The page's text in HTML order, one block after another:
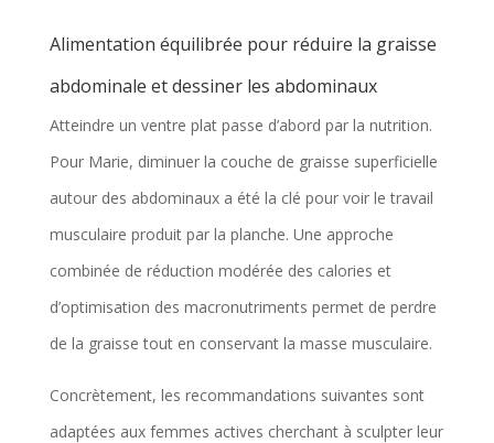
Alimentation équilibrée pour réduire la graisse
abdominale et dessiner les abdominaux
Atteindre un ventre plat passe d’abord par la nutrition.
Pour Marie, diminuer la couche de graisse superficielle
autour des abdominaux a été la clé pour voir le travail
musculaire produit par la planche. Une approche
combinée de réduction modérée des calories et
d’optimisation des macronutriments permet de perdre
de la graisse tout en conservant la masse musculaire.
Concrètement, les recommandations suivantes sont
adaptées aux femmes actives cherchant à sculpter leur